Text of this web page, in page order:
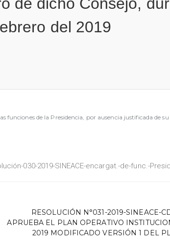
del 2019
funciones de la Presidencia, por ausencia justificada de
030-2019-SINEACE-encargat.-de-func.-
RESOLUCIÓN N°031-2019-SINEACE-
APRUEBA EL PLAN OPERATIVO
2019 MODIFICADO VERSIÓN 1 DEL